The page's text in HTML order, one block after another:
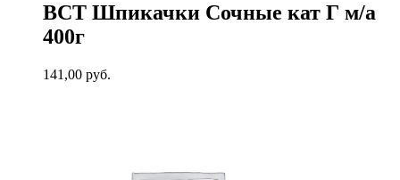
ВСТ Шпикачки Сочные кат Г м/а
400г
141,00 руб.